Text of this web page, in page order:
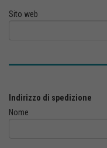
Sito web
Indirizzo di spedizione
Nome